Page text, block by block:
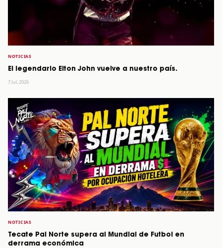
NOTICIAS
El legendario Elton John vuelve a nuestro país.
7 Jul, 2026
NOTICIAS
Tecate Pal Norte supera al Mundial de Futbol en
derrama económica